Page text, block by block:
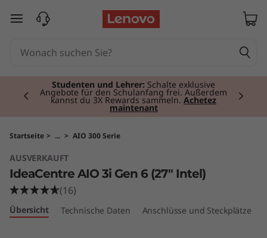
e
n
zum Hauptinhalt springen
Studenten und Lehrer: Schalte exklusive
Angebote für den Schulanfang frei. Außerdem
kannst du 3X Rewards sammeln. Achetez
maintenant
Currently displaying item 2 of 3
Startseite > ... > AIO 300 Serie
AUSVERKAUFT
IdeaCentre AIO 3i Gen 6 (27" Intel)
(16)
Übersicht Technische Daten Anschlüsse und Steckplätze